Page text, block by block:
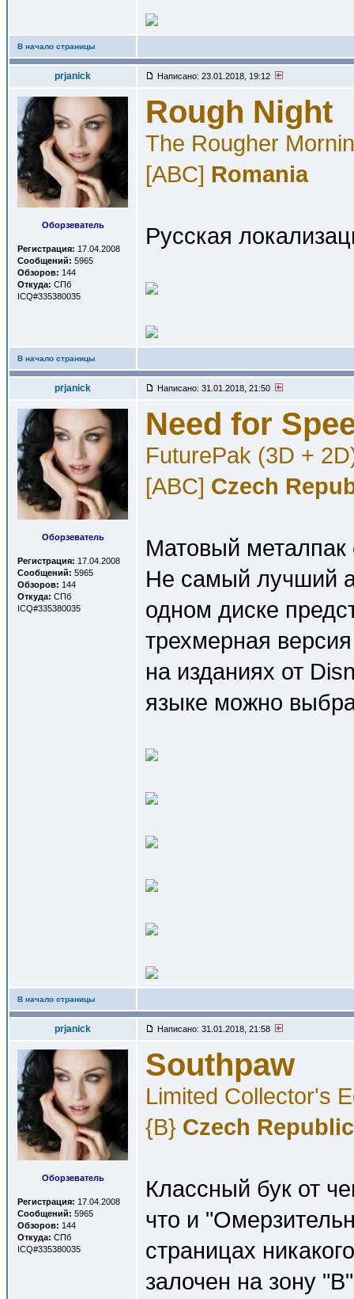
В начало страницы
prjanick Написано: 23.01.2018, 19:12
Оборзеватель
Регистрация: 17.04.2008
Сообщений: 5965
Обзоров: 144
Откуда: СПб
ICQ#335380035
Rough Night
The Rougher
[ABC] Romania
Русская
В начало страницы
prjanick Написано: 31.01.2018, 21:50
Оборзеватель
Регистрация: 17.04.2008
Сообщений: 5965
Обзоров: 144
Откуда: СПб
ICQ#335380035
Need for
FuturePak (3D +
[ABC] Czech
Матовый
Не самый лучший
одном диске
трехмерная
на изданиях от
языке можно
В начало страницы
prjanick Написано: 31.01.2018, 21:58
Оборзеватель
Регистрация: 17.04.2008
Сообщений: 5965
Обзоров: 144
Откуда: СПб
ICQ#335380035
Southpaw
Limited Collector's
{B} Czech Republic
Классный бук от
что и
страницах
залочен на зону